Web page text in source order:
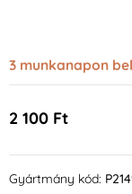
3 munkanapon
2 100 Ft
Gyártmány kód: